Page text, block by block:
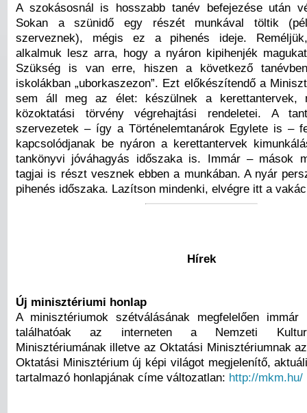
A szokásosnál is hosszabb tanév befejezése után
Sokan a szünidő egy részét munkával töltik
szerveznek), mégis ez a pihenés ideje.
alkalmuk lesz arra, hogy a nyáron kipihenjék
Szükség is van erre, hiszen a következő
iskolákban „uborkaszezon”. Ezt előkészítendő a
sem áll meg az élet: készülnek a kerettantervek,
közoktatási törvény végrehajtási rendeletei. A
szervezetek – így a Történelemtanárok Egylete is –
kapcsolódjanak be nyáron a kerettantervek
tankönyvi jóváhagyás időszaka is. Immár – mások
tagjai is részt vesznek ebben a munkában. A nyár
pihenés időszaka. Lazítson mindenki, elvégre itt a
Hírek
Új minisztériumi honlap
A minisztériumok szétválásának megfelelően immár
találhatóak az interneten a Nemzeti
Minisztériumának illetve az Oktatási Minisztériumnak
Oktatási Minisztérium új képi világot megjelenítő,
tartalmazó honlapjának címe változatlan: http://mkm.hu/